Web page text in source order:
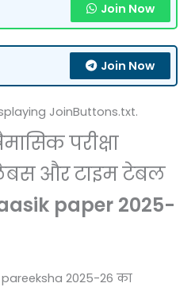
Join Now
Join Now
JoinButtons.txt.
परीक्षा
और टाइम टेबल
paper 2025-
pareeksha 2025-26 का